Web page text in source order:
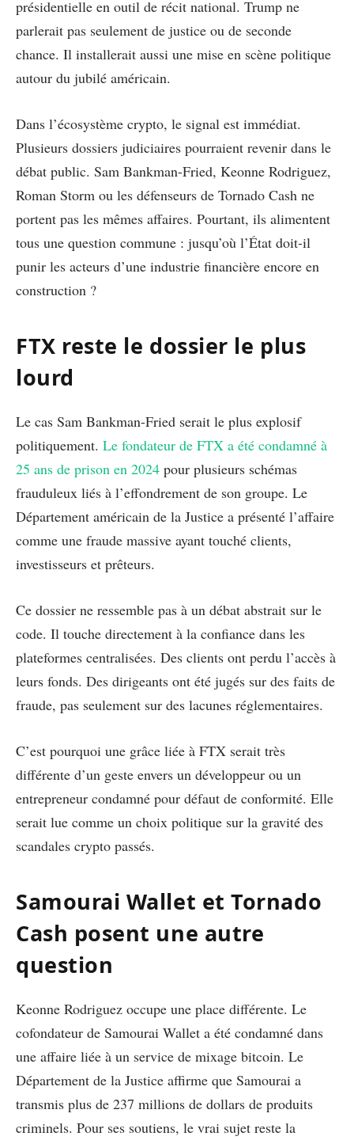
présidentielle en outil de récit national. Trump ne
parlerait pas seulement de justice ou de seconde
chance. Il installerait aussi une mise en scène politique
autour du jubilé américain.
Dans l’écosystème crypto, le signal est immédiat.
Plusieurs dossiers judiciaires pourraient revenir dans le
débat public. Sam Bankman-Fried, Keonne Rodriguez,
Roman Storm ou les défenseurs de Tornado Cash ne
portent pas les mêmes affaires. Pourtant, ils alimentent
tous une question commune : jusqu’où l’État doit-il
punir les acteurs d’une industrie financière encore en
construction ?
FTX reste le dossier le plus
lourd
Le cas Sam Bankman-Fried serait le plus explosif
politiquement. Le fondateur de FTX a été condamné à
25 ans de prison en 2024 pour plusieurs schémas
frauduleux liés à l’effondrement de son groupe. Le
Département américain de la Justice a présenté l’affaire
comme une fraude massive ayant touché clients,
investisseurs et prêteurs.
Ce dossier ne ressemble pas à un débat abstrait sur le
code. Il touche directement à la confiance dans les
plateformes centralisées. Des clients ont perdu l’accès à
leurs fonds. Des dirigeants ont été jugés sur des faits de
fraude, pas seulement sur des lacunes réglementaires.
C’est pourquoi une grâce liée à FTX serait très
différente d’un geste envers un développeur ou un
entrepreneur condamné pour défaut de conformité. Elle
serait lue comme un choix politique sur la gravité des
scandales crypto passés.
Samourai Wallet et Tornado
Cash posent une autre
question
Keonne Rodriguez occupe une place différente. Le
cofondateur de Samourai Wallet a été condamné dans
une affaire liée à un service de mixage bitcoin. Le
Département de la Justice affirme que Samourai a
transmis plus de 237 millions de dollars de produits
criminels. Pour ses soutiens, le vrai sujet reste la